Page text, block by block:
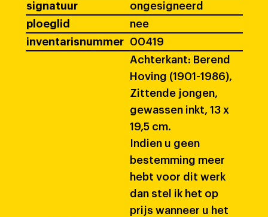
signatuur
ongesigneerd
ploeglid
nee
inventarisnummer
00419
Achterkant: Berend
Hoving (1901-1986),
Zittende jongen,
gewassen inkt, 13 x
19,5 cm.
Indien u geen
bestemming meer
hebt voor dit werk
dan stel ik het op
prijs wanneer u het